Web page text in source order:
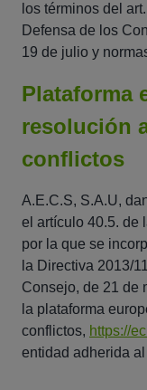
los términos del
Defensa de los
19 de julio y
Plataforma
resolución
conflictos
A.E.C.S, S.A.U,
el artículo 40.5. de
por la que se
la Directiva 2013/
Consejo, de 21 de
la plataforma
conflictos, https://
entidad adherida